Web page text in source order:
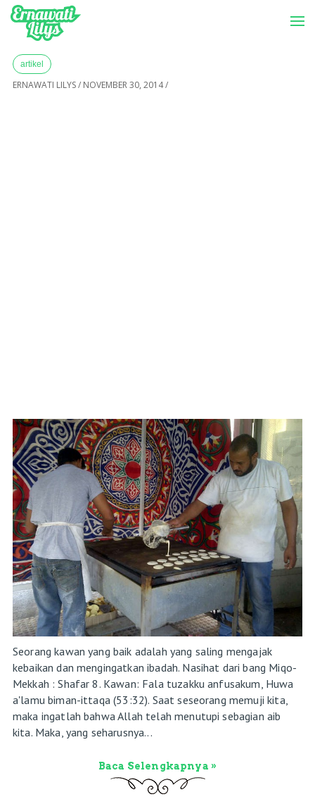
-->
Home»Archives for November 2014
artikel
ERNAWATI LILYS/ NOVEMBER 30, 2014/
Seorang kawan yang baik adalah yang saling mengajak
kebaikan dan mengingatkan ibadah. Nasihat dari bang Miqo-
Mekkah : Shafar 8. Kawan: Fala tuzakku anfusakum, Huwa
a'lamu biman-ittaqa (53:32). Saat seseorang memuji kita,
maka ingatlah bahwa Allah telah menutupi sebagian aib
kita. Maka, yang seharusnya...
Baca Selengkapnya »